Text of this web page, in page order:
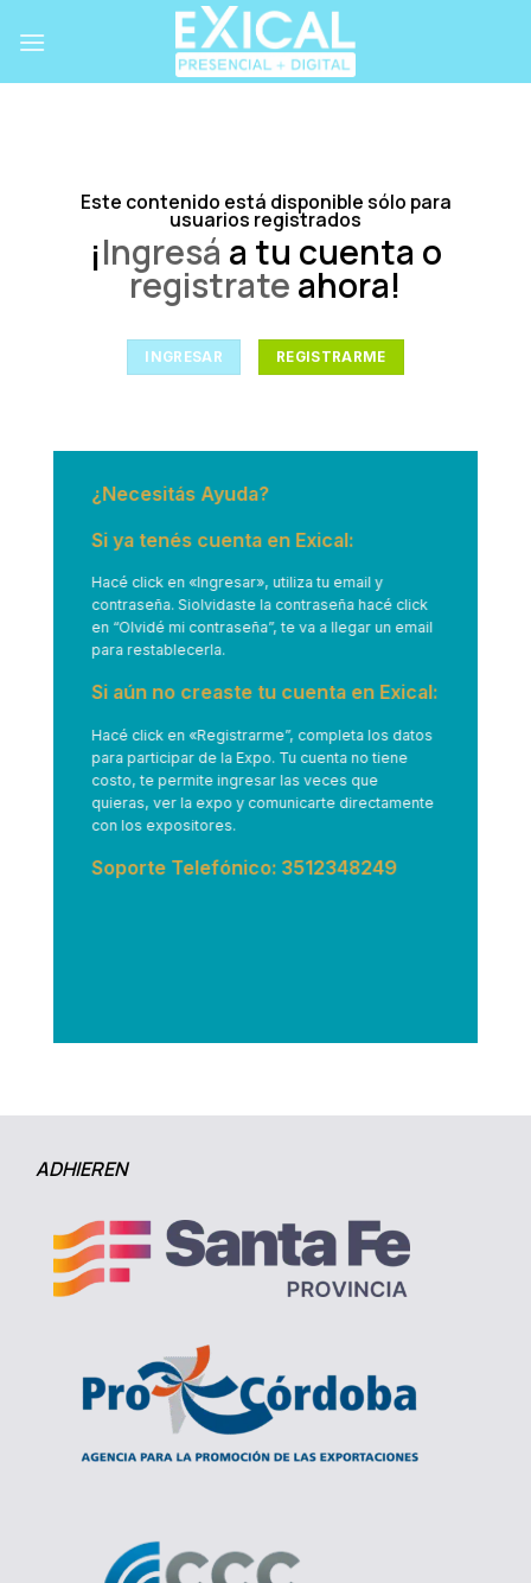
Este contenido está disponible sólo para
usuarios registrados
¡Ingresá a tu cuenta o
registrate ahora!
INGRESAR REGISTRARME
¿Necesitás Ayuda?
Si ya tenés cuenta en Exical:
Hacé click en «Ingresar», utiliza tu email y
contraseña. Siolvidaste la contraseña hacé click
en “Olvidé mi contraseña”, te va a llegar un email
para restablecerla.
Si aún no creaste tu cuenta en Exical:
Hacé click en «Registrarme”, completa los datos
para participar de la Expo. Tu cuenta no tiene
costo, te permite ingresar las veces que
quieras, ver la expo y comunicarte directamente
con los expositores.
Soporte Telefónico: 3512348249
ADHIEREN